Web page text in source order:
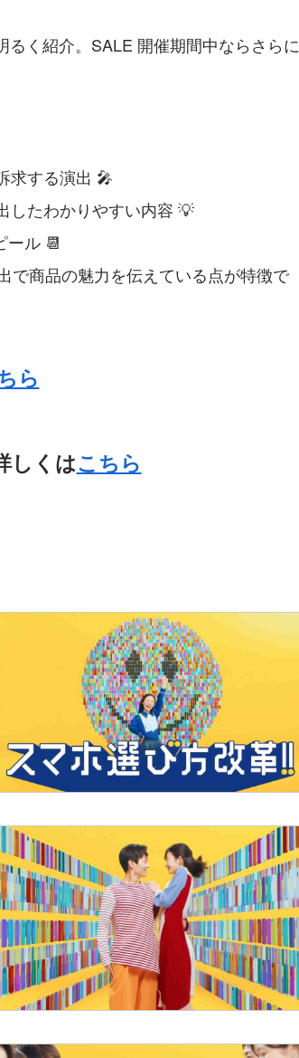
るく紹介。SALE 開催期間中ならさらに
求する演出 🎤
したわかりやすい内容 💡
ール 📆
で商品の魅力を伝えている点が特徴で
ら
しくはこちら